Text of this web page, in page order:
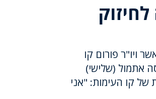
ויו"ר פורום קו
אתמול (שלישי)
של קו העימות: "אני